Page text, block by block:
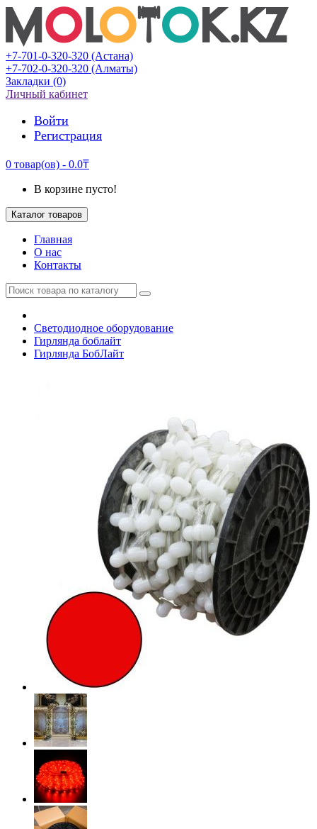
+7-701-0-320-320 (Астана)
+7-702-0-320-320 (Алматы)
Закладки (0)
Личный кабинет
Войти
Регистрация
0 товар(ов) - 0.0₸
В корзине пусто!
Каталог товаров
Главная
О нас
Контакты
Светодиодное оборудование
Гирлянда боблайт
Гирлянда БобЛайт